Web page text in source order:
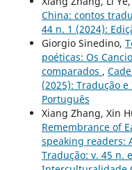
China: contos
44 n. 1 (2024):
Giorgio Sinedino,
poéticas: Os
comparados ,
(2025): Tradução
Português
Xiang Zhang, Xin
Remembrance of
speaking readers:
Tradução: v. 45 n.